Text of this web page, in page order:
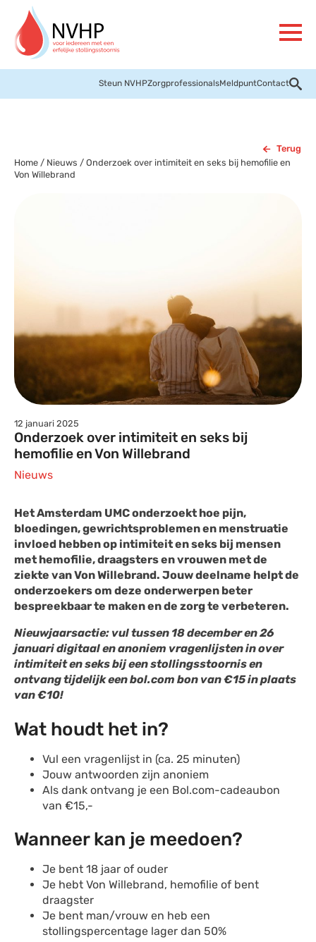
Steun NVHPZorgprofessionalsMeldpuntContact
Terug
Home / Nieuws / Onderzoek over intimiteit en seks bij hemofilie en
Von Willebrand
12 januari 2025
Onderzoek over intimiteit en seks bij
hemofilie en Von Willebrand
Nieuws
Het Amsterdam UMC onderzoekt hoe pijn,
bloedingen, gewrichtsproblemen en menstruatie
invloed hebben op intimiteit en seks bij mensen
met hemofilie, draagsters en vrouwen met de
ziekte van Von Willebrand. Jouw deelname helpt de
onderzoekers om deze onderwerpen beter
bespreekbaar te maken en de zorg te verbeteren.
Nieuwjaarsactie: vul tussen 18 december en 26
januari digitaal en anoniem vragenlijsten in over
intimiteit en seks bij een stollingsstoornis en
ontvang tijdelijk een bol.com bon van €15 in plaats
van €10!
Wat houdt het in?
Vul een vragenlijst in (ca. 25 minuten)
Jouw antwoorden zijn anoniem
Als dank ontvang je een Bol.com-cadeaubon
van €15,-
Wanneer kan je meedoen?
Je bent 18 jaar of ouder
Je hebt Von Willebrand, hemofilie of bent
draagster
Je bent man/vrouw en heb een
stollingspercentage lager dan 50%